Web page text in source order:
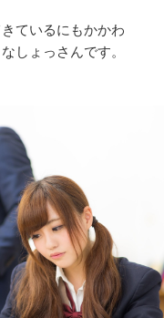
ているにもかかわ
しょっさんです。